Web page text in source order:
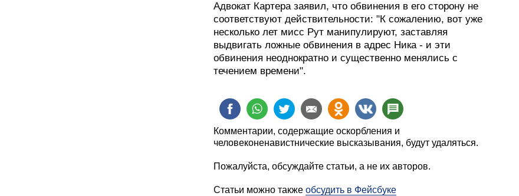
Адвокат Картера заявил, что обвинения в его сторону не
соответствуют действительности: "К сожалению, вот уже
несколько лет мисс Рут манипулируют, заставляя
выдвигать ложные обвинения в адрес Ника - и эти
обвинения неоднократно и существенно менялись с
течением времени".
Комментарии, содержащие оскорбления и
человеконенавистнические высказывания, будут удаляться.
Пожалуйста, обсуждайте статьи, а не их авторов.
Статьи можно также обсудить в Фейсбуке